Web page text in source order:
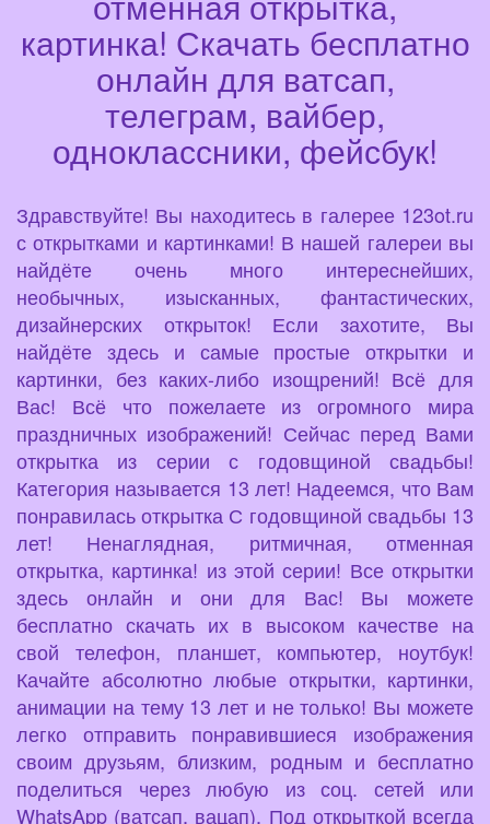
картинка! Скачать бесплатно
онлайн для ватсап,
телеграм, вайбер,
одноклассники, фейсбук!
Здравствуйте! Вы находитесь в галерее 123ot.ru
с открытками и картинками! В нашей галереи вы
найдёте очень много интереснейших,
необычных, изысканных, фантастических,
дизайнерских открыток! Если захотите, Вы
найдёте здесь и самые простые открытки и
картинки, без каких-либо изощрений! Всё для
Вас! Всё что пожелаете из огромного мира
праздничных изображений! Сейчас перед Вами
открытка из серии с годовщиной свадьбы!
Категория называется 13 лет! Надеемся, что Вам
понравилась открытка С годовщиной свадьбы 13
лет! Ненаглядная, ритмичная, отменная
открытка, картинка! из этой серии! Все открытки
здесь онлайн и они для Вас! Вы можете
бесплатно скачать их в высоком качестве на
свой телефон, планшет, компьютер, ноутбук!
Качайте абсолютно любые открытки, картинки,
анимации на тему 13 лет и не только! Вы можете
легко отправить понравившиеся изображения
своим друзьям, близким, родным и бесплатно
поделиться через любую из соц. сетей или
WhatsApp (ватсап, вацап). Под открыткой всегда